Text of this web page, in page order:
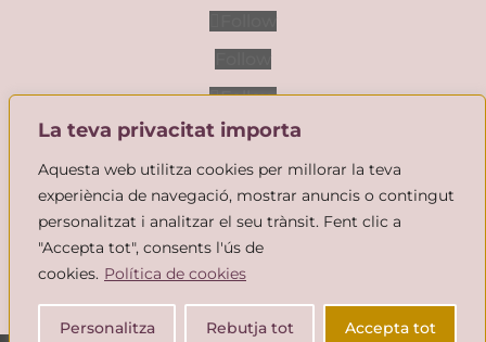
La teva privacitat importa
Aquesta web utilitza cookies per millorar la teva
experiència de navegació, mostrar anuncis o contingut
personalitzat i analitzar el seu trànsit. Fent clic a
"Accepta tot", consents l'ús de
cookies. Política de cookies
Personalitza Rebutja tot Accepta tot
Follow
© 2026 ALBA ALONSO. Tots els drets
reservats.POLÍTICA DE PRIVACITAT ·
POLÍTICA DE COOKIES